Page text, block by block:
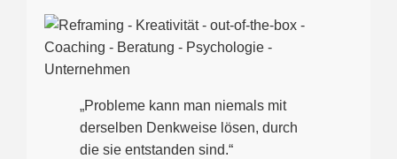
„Probleme kann man niemals mit
derselben Denkweise lösen, durch
die sie entstanden sind.“